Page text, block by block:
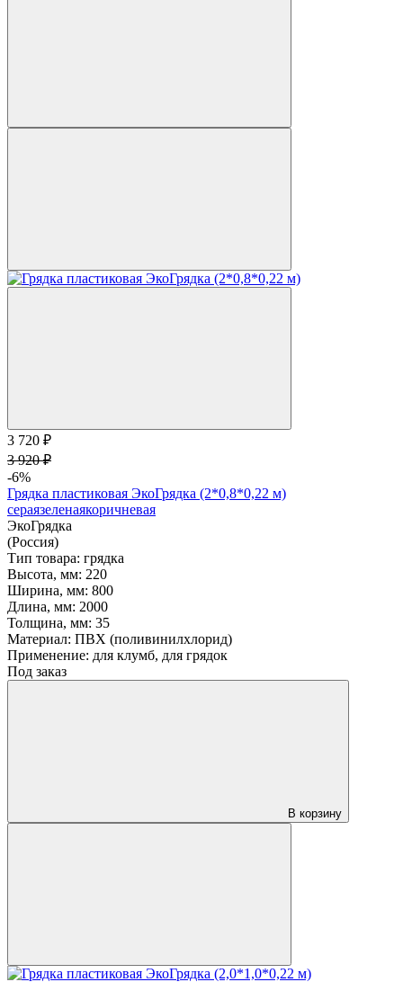
3 720 ₽
3 920 ₽
-6%
Грядка пластиковая ЭкоГрядка (2*0,8*0,22 м)
сераязеленаякоричневая
ЭкоГрядка
(Россия)
Тип товара: грядка
Высота, мм: 220
Ширина, мм: 800
Длина, мм: 2000
Толщина, мм: 35
Материал: ПВХ (поливинилхлорид)
Применение: для клумб, для грядок
Под заказ
В корзину